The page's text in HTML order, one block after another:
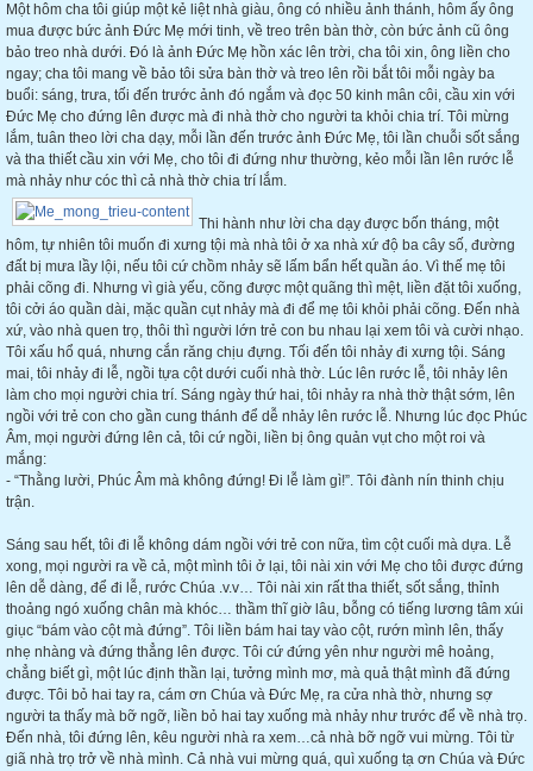
Một hôm cha tôi giúp một kẻ liệt nhà giàu, ông có nhiều ảnh thánh, hôm ấy ông
mua được bức ảnh Đức Mẹ mới tinh, về treo trên bàn thờ, còn bức ảnh cũ ông
bảo treo nhà dưới. Đó là ảnh Đức Mẹ hồn xác lên trời, cha tôi xin, ông liền cho
ngay; cha tôi mang về bảo tôi sửa bàn thờ và treo lên rồi bắt tôi mỗi ngày ba
buổi: sáng, trưa, tối đến trước ảnh đó ngắm và đọc 50 kinh mân côi, cầu xin với
Đức Mẹ cho đứng lên được mà đi nhà thờ cho người ta khỏi chia trí. Tôi mừng
lắm, tuân theo lời cha dạy, mỗi lần đến trước ảnh Đức Mẹ, tôi lần chuỗi sốt sắng
và tha thiết cầu xin với Mẹ, cho tôi đi đứng như thường, kẻo mỗi lần lên rước lễ
mà nhảy như cóc thì cả nhà thờ chia trí lắm.
Thi hành như lời cha dạy được bốn tháng, một
hôm, tự nhiên tôi muốn đi xưng tội mà nhà tôi ở xa nhà xứ độ ba cây số, đường
đất bị mưa lầy lội, nếu tôi cứ chồm nhảy sẽ lấm bẩn hết quần áo. Vì thế mẹ tôi
phải cõng đi. Nhưng vì già yếu, cõng được một quãng thì mệt, liền đặt tôi xuống,
tôi cởi áo quần dài, mặc quần cụt nhảy mà đi để mẹ tôi khỏi phải cõng. Đến nhà
xứ, vào nhà quen trọ, thôi thì người lớn trẻ con bu nhau lại xem tôi và cười nhạo.
Tôi xấu hổ quá, nhưng cắn răng chịu đựng. Tối đến tôi nhảy đi xưng tội. Sáng
mai, tôi nhảy đi lễ, ngồi tựa cột dưới cuối nhà thờ. Lúc lên rước lễ, tôi nhảy lên
làm cho mọi người chia trí. Sáng ngày thứ hai, tôi nhảy ra nhà thờ thật sớm, lên
ngồi với trẻ con cho gần cung thánh để dễ nhảy lên rước lễ. Nhưng lúc đọc Phúc
Âm, mọi người đứng lên cả, tôi cứ ngồi, liền bị ông quản vụt cho một roi và
mắng:
- “Thằng lười, Phúc Âm mà không đứng! Đi lễ làm gì!”. Tôi đành nín thinh chịu
trận.
Sáng sau hết, tôi đi lễ không dám ngồi với trẻ con nữa, tìm cột cuối mà dựa. Lễ
xong, mọi người ra về cả, một mình tôi ở lại, tôi nài xin với Mẹ cho tôi được đứng
lên dễ dàng, để đi lễ, rước Chúa .v.v… Tôi nài xin rất tha thiết, sốt sắng, thỉnh
thoảng ngó xuống chân mà khóc… thầm thĩ giờ lâu, bỗng có tiếng lương tâm xúi
giục “bám vào cột mà đứng”. Tôi liền bám hai tay vào cột, rướn mình lên, thấy
nhẹ nhàng và đứng thẳng lên được. Tôi cứ đứng yên như người mê hoảng,
chẳng biết gì, một lúc định thần lại, tưởng mình mơ, mà quả thật mình đã đứng
được. Tôi bỏ hai tay ra, cám ơn Chúa và Đức Mẹ, ra cửa nhà thờ, nhưng sợ
người ta thấy mà bỡ ngỡ, liền bỏ hai tay xuống mà nhảy như trước để về nhà trọ.
Đến nhà, tôi đứng lên, kêu người nhà ra xem…cả nhà bỡ ngỡ vui mừng. Tôi từ
giã nhà trọ trở về nhà mình. Cả nhà vui mừng quá, quì xuống tạ ơn Chúa và Đức